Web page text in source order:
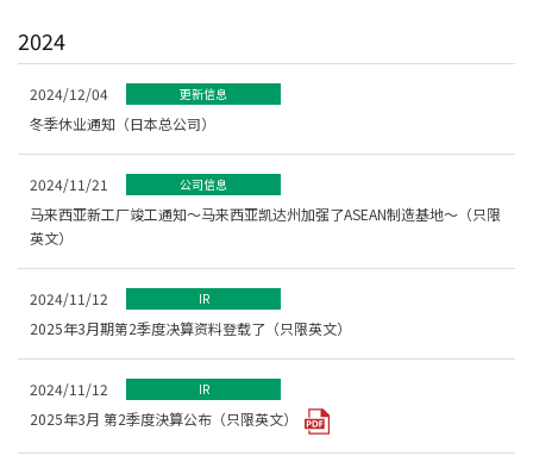
2024
2024/12/04 更新信息
冬季休业通知（日本总公司）
2024/11/21 公司信息
马来西亚新工厂竣工通知～马来西亚凯达州加强了ASEAN制造基地～（只限
英文）
2024/11/12 IR
2025年3月期第2季度决算资料登载了（只限英文）
2024/11/12 IR
2025年3月 第2季度決算公布（只限英文）